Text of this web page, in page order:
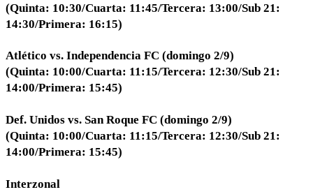
(Quinta: 10:30/Cuarta: 11:45/Tercera: 13:00/Sub 21:
14:30/Primera: 16:15)
Atlético vs. Independencia FC (domingo 2/9)
(Quinta: 10:00/Cuarta: 11:15/Tercera: 12:30/Sub 21:
14:00/Primera: 15:45)
Def. Unidos vs. San Roque FC (domingo 2/9)
(Quinta: 10:00/Cuarta: 11:15/Tercera: 12:30/Sub 21:
14:00/Primera: 15:45)
Interzonal